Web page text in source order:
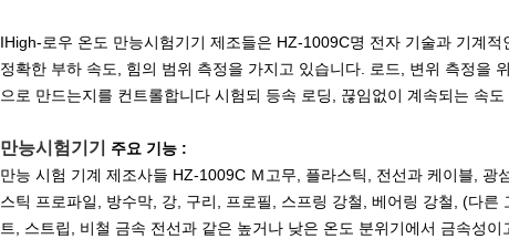
IHigh-로우 온도 만능시험기기 제조들은 HZ-1009C명 전자 기술과 기계
정확한 부하 속도, 힘의 범위 측정을 가지고 있습니다. 로드, 변위 측정을
으로 만드는지를 컨트롤합니다 시험되 등속 로딩, 끊임없이 계속되는 속도
만능시험기기
주요 기능 :
만능 시험 기계 제조사들 HZ-1009C Ｍ고무, 플라스틱, 전선과 케이블, 광
스틱 프로파일, 방수막, 강, 구리, 프로필, 스프링 강철, 베어링 강철, (다
트, 스트립, 비철 금속 전선과 같은 높거나 낮은 온도 분위기에서 금속성